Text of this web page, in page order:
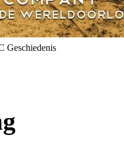
Geschiedenis